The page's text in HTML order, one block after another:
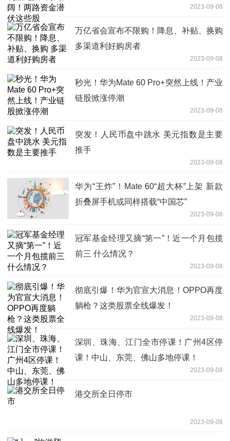
2023-09-08
万亿省会宣布不限购！降息、补贴、换购
多渠道利好购房者
2023-09-08
秒光！华为Mate 60 Pro+突然上线！产业
链股掀涨停潮
2023-09-08
突发！人民币盘中跳水 美元指数是主要
推手
2023-09-08
华为“王炸”！Mate 60“超大杯”上架 新款
折叠屏手机或同样搭载“中国芯”
2023-09-08
冠军基金经理又摘“第一”！近一个月包揽
前三 什么情况？
2023-09-08
彻底引爆！华为官宣大消息！OPPO再度
躺枪？这类股票全线爆发！
2023-09-08
深圳、珠海、江门全市停课！广州4区停
课！中山、东莞、佛山多地停课！
2023-09-08
港交所全日停市
2023-09-08